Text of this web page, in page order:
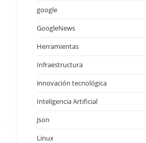
google
GoogleNews
Herramientas
Infraestructura
innovación tecnológica
Inteligencia Artificial
Json
Linux